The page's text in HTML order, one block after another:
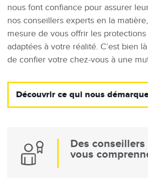
nous font confiance pour assurer
nos conseillers experts en la
mesure de vous offrir les
adaptées à votre réalité. C’est bien
de confier votre chez-vous à une
Découvrir ce qui nous
Des conseillers
vous